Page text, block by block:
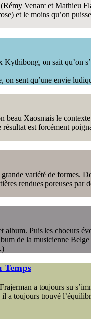
Venant et Mathieu
et le moins qu’on
Kythibong, on sait qu’on
on sent qu’une envie
beau Xaosmais le
est forcément
variété de formes.
rendues poreuses par
album. Puis les choeurs
de la musicienne
Temps
a toujours su
toujours trouvé